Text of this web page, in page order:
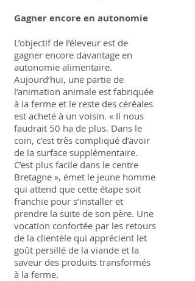
Gagner encore en autonomie
L’objectif de l’éleveur est de
gagner encore davantage en
autonomie alimentaire.
Aujourd’hui, une partie de
l’animation animale est fabriquée
à la ferme et le reste des céréales
est acheté à un voisin. « Il nous
faudrait 50 ha de plus. Dans le
coin, c’est très compliqué d’avoir
de la surface supplémentaire.
C’est plus facile dans le centre
Bretagne », émet le jeune homme
qui attend que cette étape soit
franchie pour s’installer et
prendre la suite de son père. Une
vocation confortée par les retours
de la clientèle qui apprécient let
goût persillé de la viande et la
saveur des produits transformés
à la ferme.